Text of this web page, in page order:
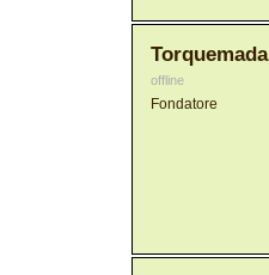
Torquemada
offline
Fondatore